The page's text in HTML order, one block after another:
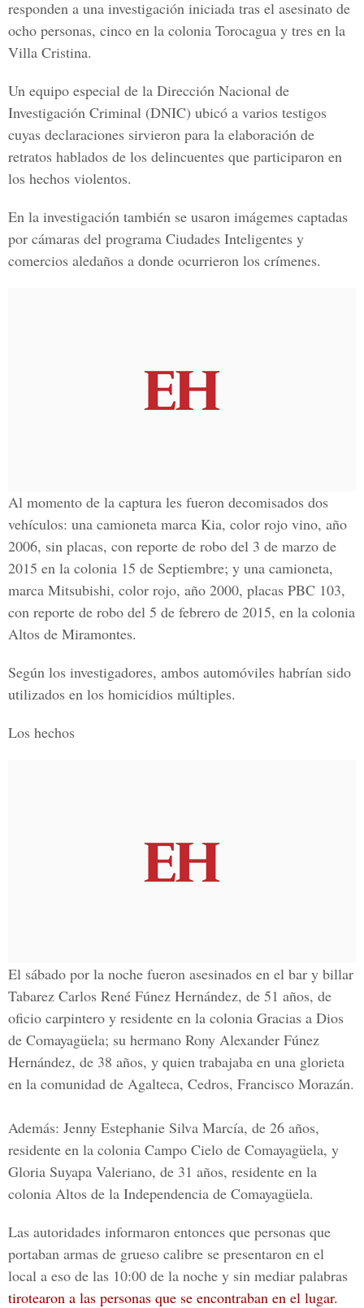
responden a una investigación iniciada tras el asesinato de
ocho personas, cinco en la colonia Torocagua y tres en la
Villa Cristina.
Un equipo especial de la Dirección Nacional de
Investigación Criminal (DNIC) ubicó a varios testigos
cuyas declaraciones sirvieron para la elaboración de
retratos hablados de los delincuentes que participaron en
los hechos violentos.
En la investigación también se usaron imágemes captadas
por cámaras del programa Ciudades Inteligentes y
comercios aledaños a donde ocurrieron los crímenes.
Al momento de la captura les fueron decomisados dos
vehículos: una camioneta marca Kia, color rojo vino, año
2006, sin placas, con reporte de robo del 3 de marzo de
2015 en la colonia 15 de Septiembre; y una camioneta,
marca Mitsubishi, color rojo, año 2000, placas PBC 103,
con reporte de robo del 5 de febrero de 2015, en la colonia
Altos de Miramontes.
Según los investigadores, ambos automóviles habrían sido
utilizados en los homicidios múltiples.
Los hechos
El sábado por la noche fueron asesinados en el bar y billar
Tabarez Carlos René Fúnez Hernández, de 51 años, de
oficio carpintero y residente en la colonia Gracias a Dios
de Comayagüela; su hermano Rony Alexander Fúnez
Hernández, de 38 años, y quien trabajaba en una glorieta
en la comunidad de Agalteca, Cedros, Francisco Morazán.
Además: Jenny Estephanie Silva Marcía, de 26 años,
residente en la colonia Campo Cielo de Comayagüela, y
Gloria Suyapa Valeriano, de 31 años, residente en la
colonia Altos de la Independencia de Comayagüela.
Las autoridades informaron entonces que personas que
portaban armas de grueso calibre se presentaron en el
local a eso de las 10:00 de la noche y sin mediar palabras
tirotearon a las personas que se encontraban en el lugar.